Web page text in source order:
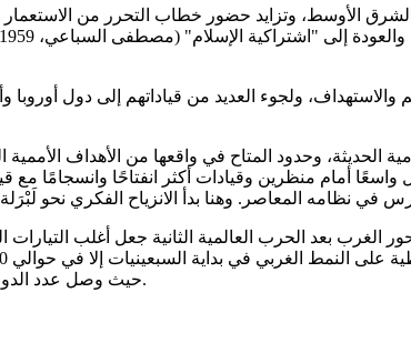
الشرق الأوسط، وتزايد حضور خطاب التحرر من الاستعمار
ولجوء العديد من قياداتهم إلى دول أوروبا
الحديثة، وحدود المتاح في واقعها من الأهداف
أمام منظرين وقيادات أكثر انفتاحًا وانسجامًا
الغرب بعد الحرب العالمية الثانية جعل أغلب
حيث وصل عدد الدول التي لديها انتخابات ديمقراطية مع مطلع القرن الحالي إلى ما يزيد على 100 دولة.